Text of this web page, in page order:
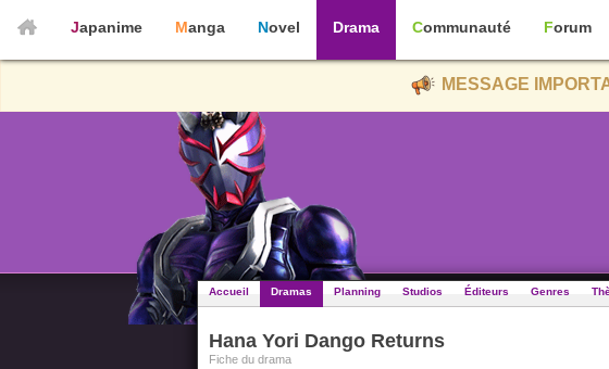
Japanime Manga Novel Drama Communauté Forum
MESSAGE
Accueil Dramas Planning Studios Éditeurs Genres
Hana Yori Dango Returns
Fiche du drama